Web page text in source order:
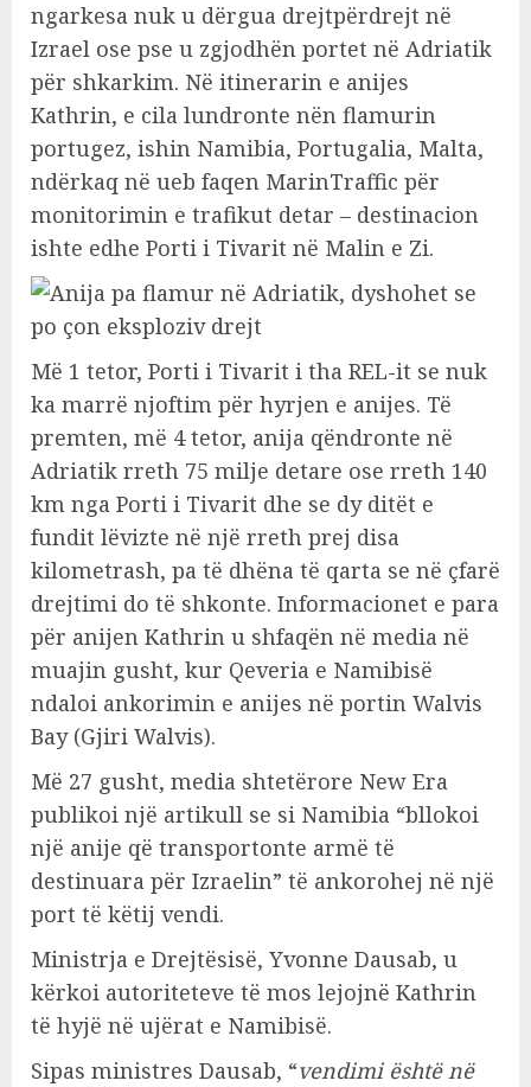
ngarkesa nuk u dërgua drejtpërdrejt në
Izrael ose pse u zgjodhën portet në Adriatik
për shkarkim. Në itinerarin e anijes
Kathrin, e cila lundronte nën flamurin
portugez, ishin Namibia, Portugalia, Malta,
ndërkaq në ueb faqen MarinTraffic për
monitorimin e trafikut detar – destinacion
ishte edhe Porti i Tivarit në Malin e Zi.
Më 1 tetor, Porti i Tivarit i tha REL-it se nuk
ka marrë njoftim për hyrjen e anijes. Të
premten, më 4 tetor, anija qëndronte në
Adriatik rreth 75 milje detare ose rreth 140
km nga Porti i Tivarit dhe se dy ditët e
fundit lëvizte në një rreth prej disa
kilometrash, pa të dhëna të qarta se në çfarë
drejtimi do të shkonte. Informacionet e para
për anijen Kathrin u shfaqën në media në
muajin gusht, kur Qeveria e Namibisë
ndaloi ankorimin e anijes në portin Walvis
Bay (Gjiri Walvis).
Më 27 gusht, media shtetërore New Era
publikoi një artikull se si Namibia “bllokoi
një anije që transportonte armë të
destinuara për Izraelin” të ankorohej në një
port të këtij vendi.
Ministrja e Drejtësisë, Yvonne Dausab, u
kërkoi autoriteteve të mos lejojnë Kathrin
të hyjë në ujërat e Namibisë.
Sipas ministres Dausab, “vendimi është në